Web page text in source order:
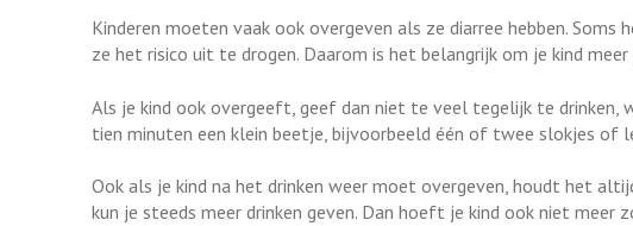
Kinderen moeten vaak ook overgeven als ze diarree hebben.
ze het risico uit te drogen. Daarom is het belangrijk om je kind
Als je kind ook overgeeft, geef dan niet te veel tegelijk te
tien minuten een klein beetje, bijvoorbeeld één of twee slokjes of
Ook als je kind na het drinken weer moet overgeven, houdt het
kun je steeds meer drinken geven. Dan hoeft je kind ook niet meer